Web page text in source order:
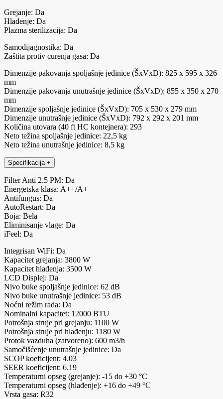
Grejanje: Da
Hlađenje: Da
Plazma sterilizacija: Da
Samodijagnostika: Da
Zaštita protiv curenja gasa: Da
Dimenzije pakovanja spoljašnje jedinice (ŠxVxD): 825 x 595 x 326
mm
Dimenzije pakovanja unutrašnje jedinice (ŠxVxD): 855 x 350 x 270
mm
Dimenzije spoljašnje jedinice (ŠxVxD): 705 x 530 x 279 mm
Dimenzije unutrašnje jedinice (ŠxVxD): 792 x 292 x 201 mm
Količina utovara (40 ft HC kontejnera): 293
Neto težina spoljašnje jedinice: 22,5 kg
Neto težina unutrašnje jedinice: 8,5 kg
Specifikacija +
Filter Anti 2.5 PM: Da
Energetska klasa: A++/A+
Antifungus: Da
AutoRestart: Da
Boja: Bela
Eliminisanje vlage: Da
iFeel: Da
Integrisan WiFi: Da
Kapacitet grejanja: 3800 W
Kapacitet hlađenja: 3500 W
LCD Displej: Da
Nivo buke spoljašnje jedinice: 62 dB
Nivo buke unutrašnje jedinice: 53 dB
Noćni režim rada: Da
Nominalni kapacitet: 12000 BTU
Potrošnja struje pri grejanju: 1100 W
Potrošnja struje pri hlađenju: 1180 W
Protok vazduha (zatvoreno): 600 m3/h
Samočišćenje unutrašnje jedinice: Da
SCOP koeficijent: 4.03
SEER koeficijent: 6.19
Temperaturni opseg (grejanje): -15 do +30 °C
Temperaturni opseg (hlađenje): +16 do +49 °C
Vrsta gasa: R32